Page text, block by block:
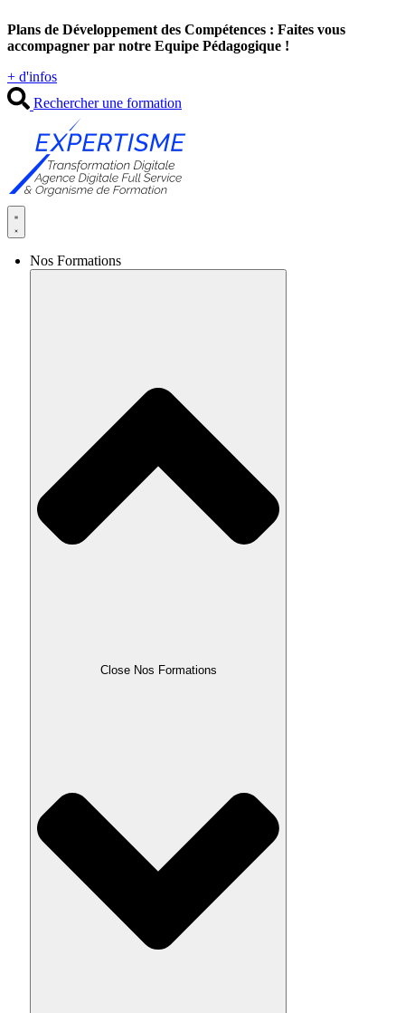
au
contenu
Plans de Développement des Compétences : Faites vous
accompagner par notre Equipe Pédagogique !
+ d'infos
Rechercher une formation
Nos Formations
Close Nos Formations